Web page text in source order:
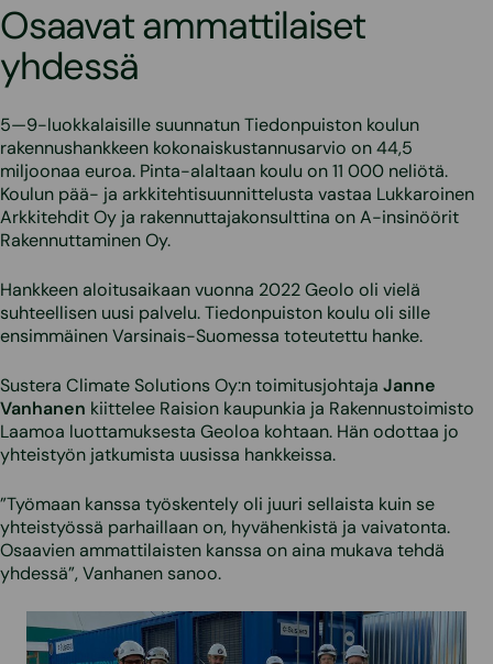
Osaavat ammattilaiset
yhdessä
5—9-luokkalaisille suunnatun Tiedonpuiston koulun
rakennushankkeen kokonaiskustannusarvio on 44,5
miljoonaa euroa. Pinta-alaltaan koulu on 11 000 neliötä.
Koulun pää- ja arkkitehtisuunnittelusta vastaa Lukkaroinen
Arkkitehdit Oy ja rakennuttajakonsulttina on A-insinöörit
Rakennuttaminen Oy.
Hankkeen aloitusaikaan vuonna 2022 Geolo oli vielä
suhteellisen uusi palvelu. Tiedonpuiston koulu oli sille
ensimmäinen Varsinais-Suomessa toteutettu hanke.
Sustera Climate Solutions Oy:n toimitusjohtaja Janne
Vanhanen kiittelee Raision kaupunkia ja Rakennustoimisto
Laamoa luottamuksesta Geoloa kohtaan. Hän odottaa jo
yhteistyön jatkumista uusissa hankkeissa.
”Työmaan kanssa työskentely oli juuri sellaista kuin se
yhteistyössä parhaillaan on, hyvähenkistä ja vaivatonta.
Osaavien ammattilaisten kanssa on aina mukava tehdä
yhdessä”, Vanhanen sanoo.